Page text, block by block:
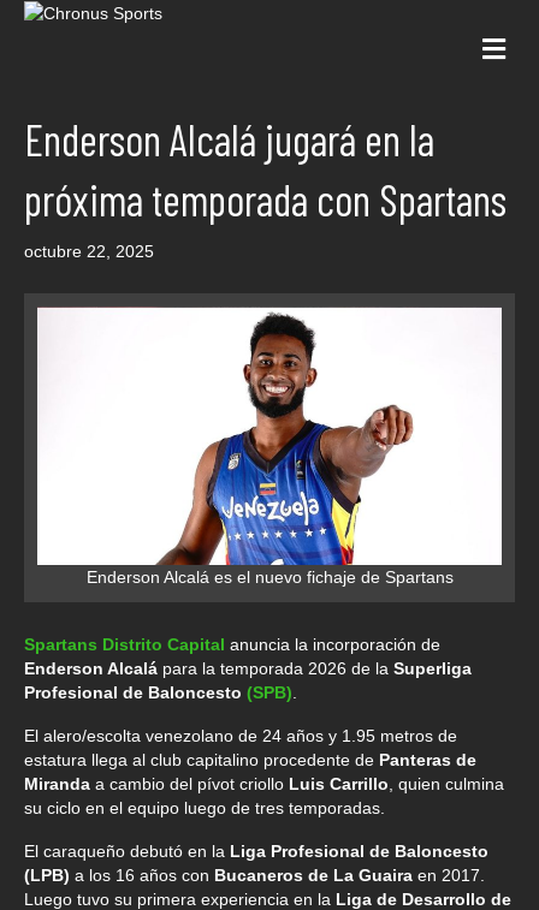
Enderson Alcalá jugará en la
próxima temporada con Spartans
octubre 22, 2025
Enderson Alcalá es el nuevo fichaje de Spartans
Spartans Distrito Capital anuncia la incorporación de
Enderson Alcalá para la temporada 2026 de la Superliga
Profesional de Baloncesto (SPB)
El alero/escolta venezolano de 24 años y 1.95 metros de
estatura llega al club capitalino procedente de Panteras de
Miranda a cambio del pívot criollo Luis Carrillo , quien culmina
su ciclo en el equipo luego de tres temporadas.
El caraqueño debutó en la Liga Profesional de Baloncesto
(LPB) a los 16 años con Bucaneros de La Guaira en 2017.
Luego tuvo su primera experiencia en la Liga de Desarrollo de